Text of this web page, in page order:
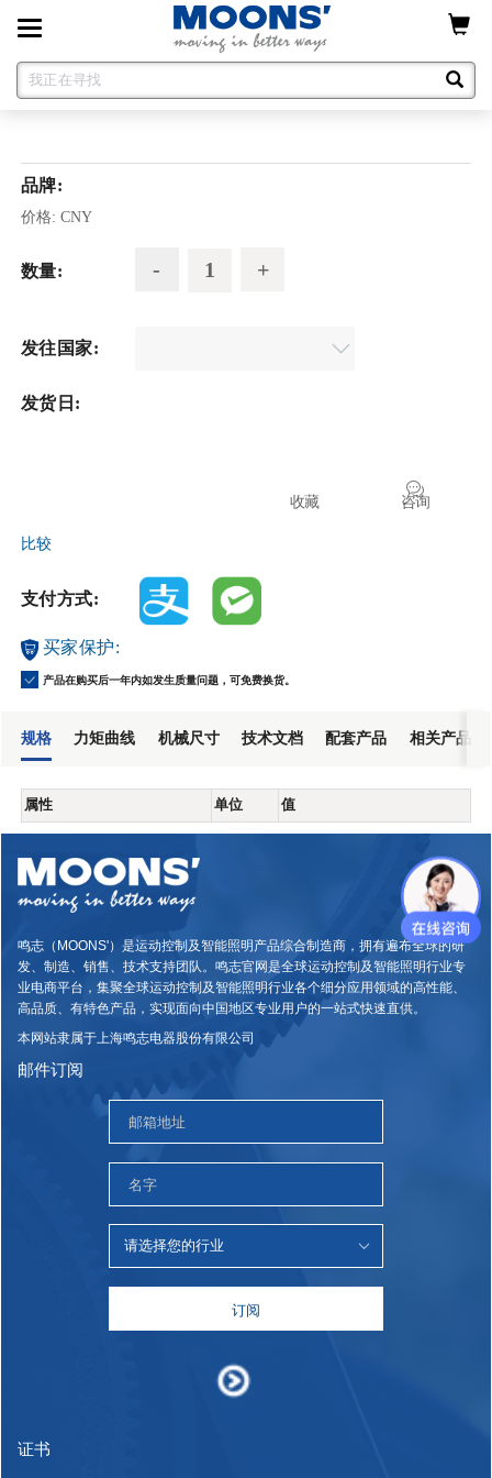
Toggle
navigation
品牌:
价格: CNY
数量:
发往国家:
发货日:
咨询
收藏
比较
支付方式:
买家保护:
产品在购买后一年内如发生质量问题，可免费换货。
规格 力矩曲线 机械尺寸 技术文档 配套产品 相关产品
属性 单位 值
鸣志（MOONS'）是运动控制及智能照明产品综合制造商，拥有遍布全球的研
发、制造、销售、技术支持团队。鸣志官网是全球运动控制及智能照明行业专
业电商平台，集聚全球运动控制及智能照明行业各个细分应用领域的高性能、
高品质、有特色产品，实现面向中国地区专业用户的一站式快速直供。
本网站隶属于上海鸣志电器股份有限公司
邮件订阅
订阅
证书